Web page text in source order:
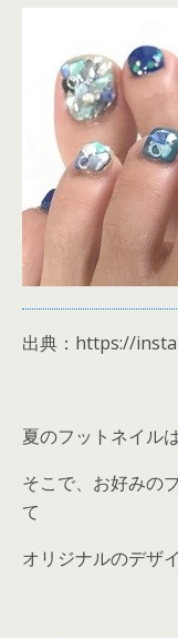
出典：https://
夏のフットネイル
そこで、お好みの
て
オリジナルのデザ